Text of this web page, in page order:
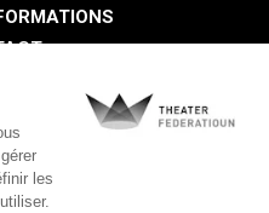
cookies